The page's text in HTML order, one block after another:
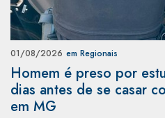
01/08/2026 em Regionais
Homem é preso por
dias antes de se casar
em MG